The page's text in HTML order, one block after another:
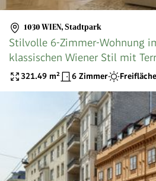
1030 WIEN, Stadtpark
Stilvolle 6-Zimmer-Wohnung
klassischen Wiener Stil mit
ANDEA Parkside Residences
321.49 m² 6 Zimmer Freifläche